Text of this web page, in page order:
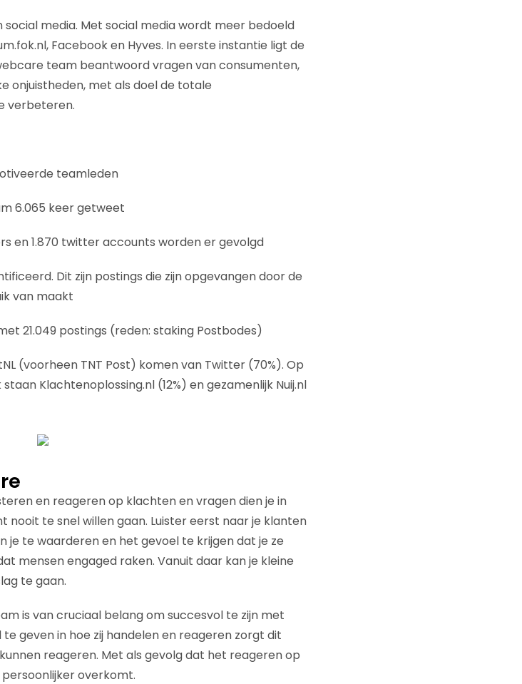
media. Met social media wordt meer bedoeld
Facebook en Hyves. In eerste instantie ligt de
team beantwoord vragen van consumenten,
onjuistheden, met als doel de totale
verbeteren.
teamleden
6.065 keer getweet
en 1.870 twitter accounts worden er gevolgd
Dit zijn postings die zijn opgevangen door de
van maakt
21.049 postings (reden: staking Postbodes)
(voorheen TNT Post) komen van Twitter (70%). Op
Klachtenoplossing.nl (12%) en gezamenlijk Nuij.nl
en reageren op klachten en vragen dien je in
nooit te snel willen gaan. Luister eerst naar je klanten
je te waarderen en het gevoel te krijgen dat je ze
mensen engaged raken. Vanuit daar kan je kleine
te gaan.
is van cruciaal belang om succesvol te zijn met
geven in hoe zij handelen en reageren zorgt dit
reageren. Met als gevolg dat het reageren op
overkomt.